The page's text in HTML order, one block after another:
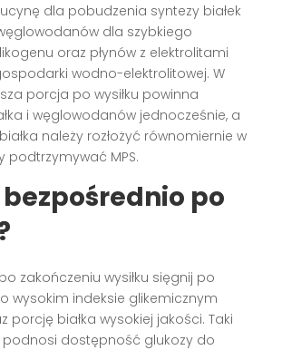
dla pobudzenia syntezy białek
dla szybkiego
oraz płynów z elektrolitami
wodno-elektrolitowej. W
porcja po wysiłku powinna
i węglowodanów jednocześnie, a
należy rozłożyć równomiernie w
podtrzymywać MPS.
bezpośrednio po
zakończeniu wysiłku sięgnij po
wysokim indeksie glikemicznym
porcję białka wysokiej jakości. Taki
podnosi dostępność glukozy do